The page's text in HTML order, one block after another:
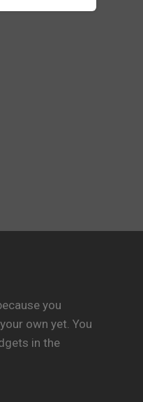
you
own yet. You
in the